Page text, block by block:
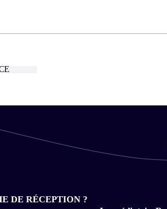
DE RÉCEPTION ?